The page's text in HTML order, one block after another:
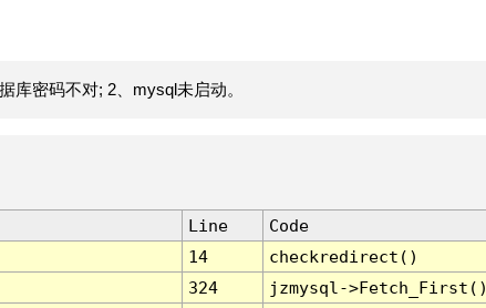
库密码不对; 2、mysql未启动。
Line
Code
14
checkredirect()
324
jzmysql-